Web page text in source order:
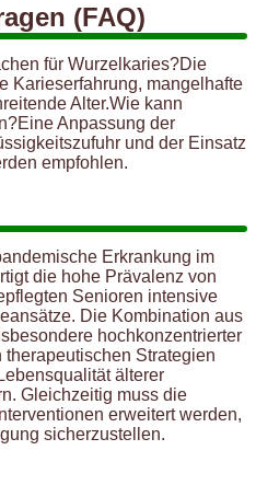
(FAQ)
für Wurzelkaries?Die
Karieserfahrung, mangelhafte
Alter.Wie kann
Anpassung der
und der Einsatz
empfohlen.
Erkrankung im
die hohe Prävalenz von
Senioren intensive
Die Kombination aus
hochkonzentrierter
Strategien
älterer
Gleichzeitig muss die
erweitert werden,
sicherzustellen.